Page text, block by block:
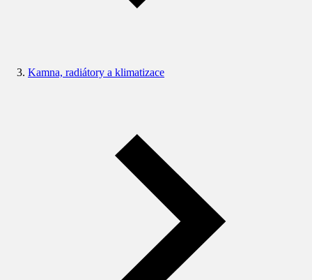
Kamna, radiátory a klimatizace